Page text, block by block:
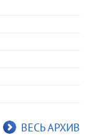
ВЕСЬ АРХИВ